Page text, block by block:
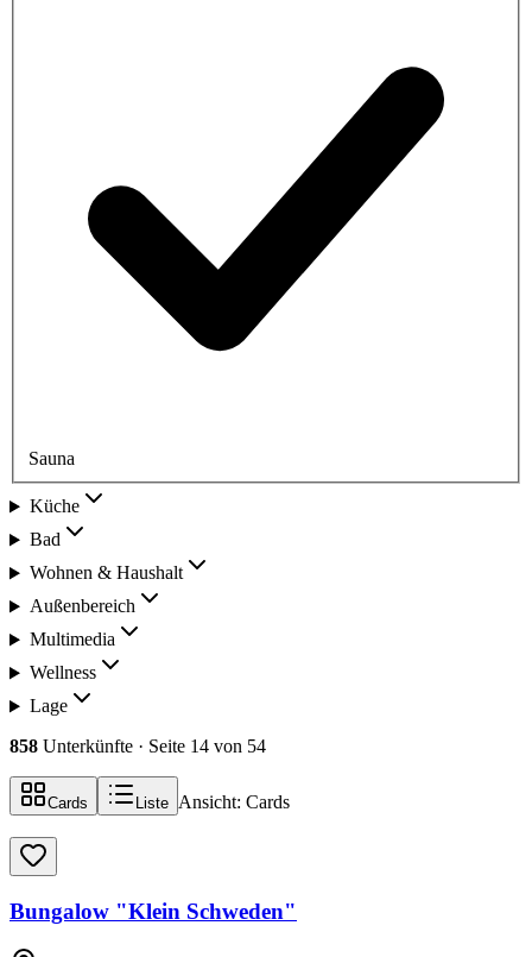
Sauna
Küche
Bad
Wohnen & Haushalt
Außenbereich
Multimedia
Wellness
Lage
858 Unterkünfte · Seite 14 von 54
Cards Liste Ansicht: Cards
Bungalow "Klein Schweden"